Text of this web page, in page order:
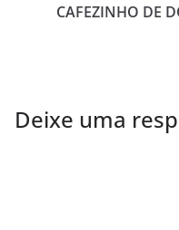
CAFEZINHO DE
Deixe uma